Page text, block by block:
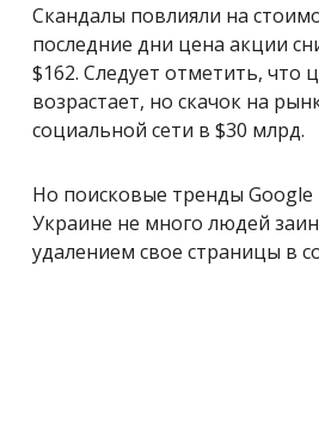
Скандалы повлияли на
последние дни цена акции
$162. Следует отметить, что
возрастает, но скачок на
социальной сети в $30 млрд.
Но поисковые тренды
Украине не много людей
удалением свое страницы в